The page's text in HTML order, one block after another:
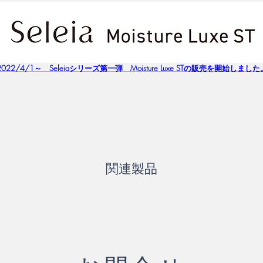
4/1～　Seleiaシリーズ第一弾　Moisture Luxe STの販売を開始しました
関連製品